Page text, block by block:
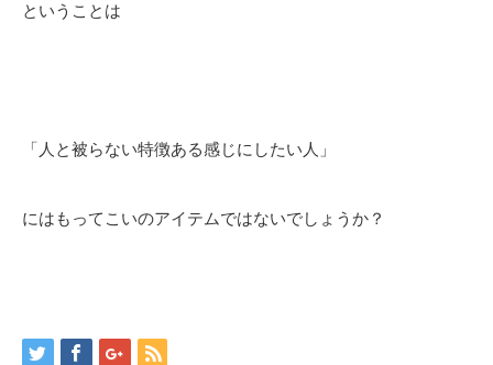
ということは
「人と被らない特徴ある感じにしたい人」
にはもってこいのアイテムではないでしょうか？